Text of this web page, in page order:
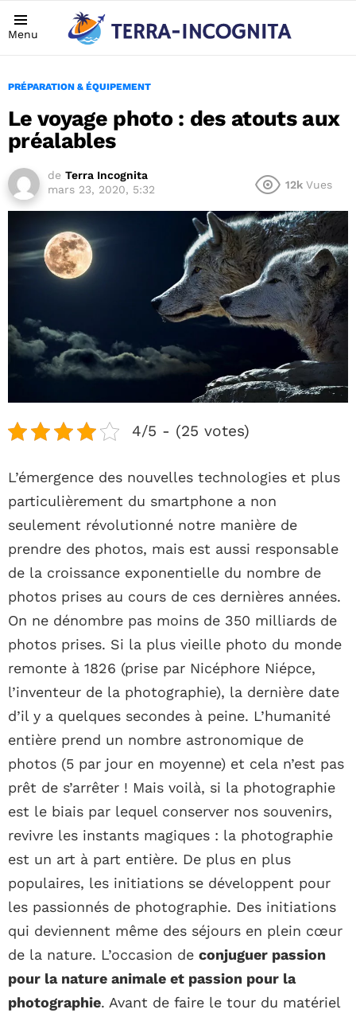
Menu
PRÉPARATION & ÉQUIPEMENT
Le voyage photo : des atouts aux
préalables
de Terra Incognita
mars 23, 2020, 5:32
12k Vues
4/5 - (25 votes)
L’émergence des nouvelles technologies et plus
particulièrement du smartphone a non
seulement révolutionné notre manière de
prendre des photos, mais est aussi responsable
de la croissance exponentielle du nombre de
photos prises au cours de ces dernières années.
On ne dénombre pas moins de 350 milliards de
photos prises. Si la plus vieille photo du monde
remonte à 1826 (prise par Nicéphore Niépce,
l’inventeur de la photographie), la dernière date
d’il y a quelques secondes à peine. L’humanité
entière prend un nombre astronomique de
photos (5 par jour en moyenne) et cela n’est pas
prêt de s’arrêter ! Mais voilà, si la photographie
est le biais par lequel conserver nos souvenirs,
revivre les instants magiques : la photographie
est un art à part entière. De plus en plus
populaires, les initiations se développent pour
les passionnés de photographie. Des initiations
qui deviennent même des séjours en plein cœur
de la nature. L’occasion de conjuguer passion
pour la nature animale et passion pour la
photographie. Avant de faire le tour du matériel